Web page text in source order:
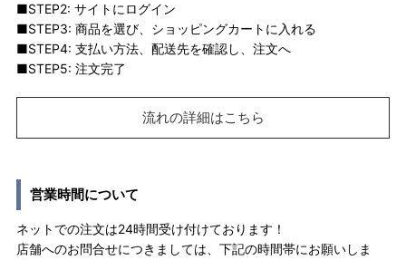
■STEP2: サイトにログイン
■STEP3: 商品を選び、ショッピングカートに入れる
■STEP4: 支払い方法、配送先を確認し、注文へ
■STEP5: 注文完了
流れの詳細はこちら
営業時間について
ネットでの注文は24時間受け付けております！
店舗へのお問合せにつきましては、下記の時間帯にお願いしま